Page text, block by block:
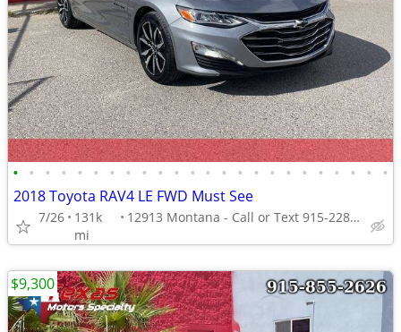
• • • • • • • • • • • • • • • • • • • • • • • •
2018 Toyota RAV4 LE FWD Must See
7/26
131k
mi
12913 Montana - Call or Text 915-228-4203
$9,300